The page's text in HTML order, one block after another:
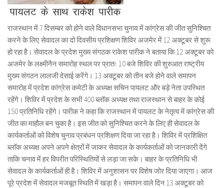
राजस्थान में 7 दिसम्बर को होने वाले विधानसभा चुनाव में कांग्रेस की जीत सुनिश्चित
करने के लिए सेवादल का दो दिवसीय प्रशिक्षण शिविर अजमेर में 12 अक्टूबर से शुरू
हो रहा है। सेवादल के प्रदेश मुख्य संगठक राकेश पारीक ने बताया कि 12 अक्टूबर को
अजमेर के लक्ष्मीनैन समारोह स्थल पर प्रातः 10 बजे शिविर की शुरुआत राष्ट्रीय
मुख्य संगठन लालजी देसाई करेंगे। 13 अक्टूबर को तीन बजे होने वाले समापन
समारोह में प्रदेश कांग्रेस कमेटी के अध्यक्ष सचिन पायलट और बड़े नेता उपस्थित
रहेंगे। शिविर में प्रदेश के सभी 400 ब्लाॅक अध्यक्ष तथा राजस्थान से बाहर के कोई
150 प्रतिनिधि रहेंगे। पारीक ने कहा कि राजस्थान में पायलट के नेतृत्व में कांग्रेस की
जीत का माहौल बन चुका है। इस जीत को सुनिश्चित करने के लिए ही सेवादल के
कार्यकर्ताओं को विशेष चुनाव प्रबंधन प्रशिक्षण दिया जा रहा है। शिविर में प्रशिक्षित
ब्लाॅक अध्यक्ष अपने अपने क्षेत्रों में जाकर सेवादल के कार्यकर्ताओं को जानकारी देंगे
ताकि चनाव में हर विपरीत परिस्थितियों से लड़ा जा सके। बाहर के प्रतिनिधि भी
सेवादल के कार्यकर्ताओं ही है। शिविर में अनुशासन पर विशेष जोर दिया जाएगा। आज
पूरे प्रदेश में सेवादल मजबूत स्थिति में खड़ा है। समापन वाले दिन 13 अक्टूबर को